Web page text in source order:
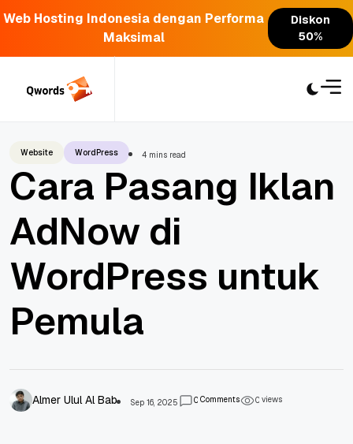
Web Hosting Indonesia dengan Performa
Maksimal
Diskon
50%
Website WordPress 4 mins read
Cara Pasang Iklan
AdNow di
WordPress untuk
Pemula
Almer Ulul Al Bab Sep 16, 2025 0Comments 0views